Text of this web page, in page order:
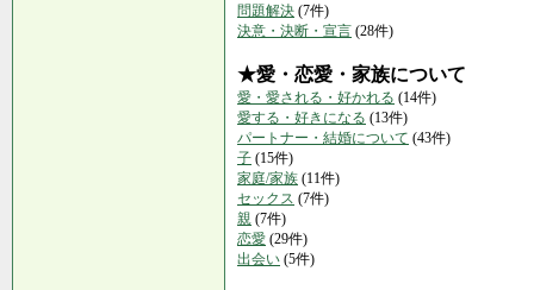
問題解決 (7件)
決意・決断・宣言 (28件)
★愛・恋愛・家族について
愛・愛される・好かれる (14件)
愛する・好きになる (13件)
パートナー・結婚について (43件)
子 (15件)
家庭/家族 (11件)
セックス (7件)
親 (7件)
恋愛 (29件)
出会い (5件)